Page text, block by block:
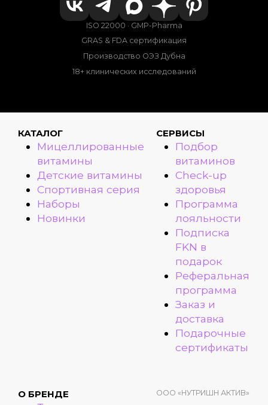
ISO 22000 · GMP-Pharma
GRAS & FDA сертификация
Производство ОЭЗ Дубна
18+ клинических исследований
КАТАЛОГ
Мицеллированные
витамины
Детские витамины
Спортивная серия
Наборы
Новинки
СЕРВИСЫ
Подбор
витаминов
Check-up
здоровья
Программа
лояльности
Подписка
FKN в
подарок
Реферальная
программа
Заказ и
доставка
Подарочные
сертификаты
О БРЕНДЕ ООО «НУТРИШН АКТИВ»